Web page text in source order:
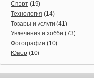
Спорт (19)
Технология (14)
Товары и услуги (41)
Увлечения и хобби (73)
Фотографии (10)
Юмор (10)